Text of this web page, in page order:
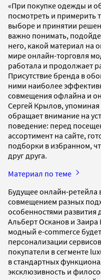
«При покупке одежды и
посмотреть и примерить
выборе и принятии
важно понимать,
него, какой материал на
мире онлайн-торговля
работала и продолжает
Присутствие бренда в
ними наиболее
совмещения офлайна и
Сергей Крылов,
обращает внимание на
поведение: перед
ассортимент на сайте,
подборки в избранном,
друг друга.
Материал по теме
Будущее онлайн-ретейла
совмещением разных
особенностями развития
Альберт Осканов и
модный e-commerce
персонализации
покупатели в сегменте
в стандартных
эксклюзивность и